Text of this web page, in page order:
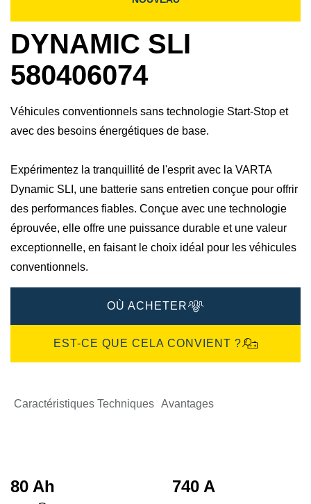
DYNAMIC SLI
580406074
Véhicules conventionnels sans technologie Start-Stop et
avec des besoins énergétiques de base.
Expérimentez la tranquillité de l'esprit avec la VARTA
Dynamic SLI, une batterie sans entretien conçue pour offrir
des performances fiables. Conçue avec une technologie
éprouvée, elle offre une puissance durable et une valeur
exceptionnelle, en faisant le choix idéal pour les véhicules
conventionnels.
OÙ ACHETER
EST-CE QUE CELA CONVIENT ?
Caractéristiques Techniques Avantages
80 Ah 740 A